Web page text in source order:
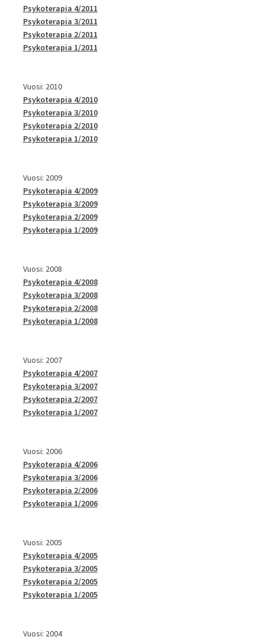
Psykoterapia 4/2011
Psykoterapia 3/2011
Psykoterapia 2/2011
Psykoterapia 1/2011
Vuosi: 2010
Psykoterapia 4/2010
Psykoterapia 3/2010
Psykoterapia 2/2010
Psykoterapia 1/2010
Vuosi: 2009
Psykoterapia 4/2009
Psykoterapia 3/2009
Psykoterapia 2/2009
Psykoterapia 1/2009
Vuosi: 2008
Psykoterapia 4/2008
Psykoterapia 3/2008
Psykoterapia 2/2008
Psykoterapia 1/2008
Vuosi: 2007
Psykoterapia 4/2007
Psykoterapia 3/2007
Psykoterapia 2/2007
Psykoterapia 1/2007
Vuosi: 2006
Psykoterapia 4/2006
Psykoterapia 3/2006
Psykoterapia 2/2006
Psykoterapia 1/2006
Vuosi: 2005
Psykoterapia 4/2005
Psykoterapia 3/2005
Psykoterapia 2/2005
Psykoterapia 1/2005
Vuosi: 2004